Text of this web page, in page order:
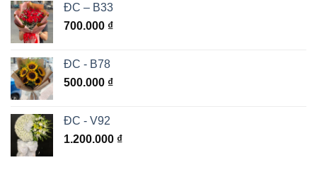
ĐC – B33
700.000 ₫
ĐC - B78
500.000 ₫
ĐC - V92
1.200.000 ₫